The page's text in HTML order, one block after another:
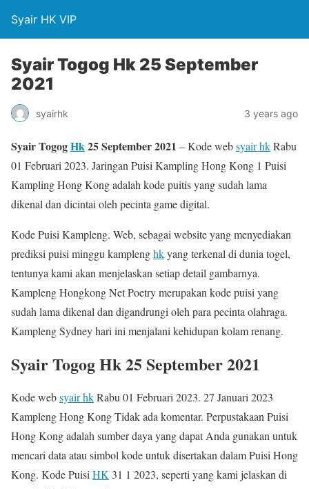
Syair HK VIP
Syair Togog Hk 25 September
2021
syairhk 3 years ago
Syair TogogHk25 September 2021 – Kode websyair hkRabu
01 Februari 2023. Jaringan Puisi Kampling Hong Kong 1 Puisi
Kampling Hong Kong adalah kode puitis yang sudah lama
dikenal dan dicintai oleh pecinta game digital.
Kode Puisi Kampleng. Web, sebagai website yang menyediakan
prediksi puisi minggu kamplenghkyang terkenal di dunia togel,
tentunya kami akan menjelaskan setiap detail gambarnya.
Kampleng Hongkong Net Poetry merupakan kode puisi yang
sudah lama dikenal dan digandrungi oleh para pecinta olahraga.
Kampleng Sydney hari ini menjalani kehidupan kolam renang.
Syair Togog Hk 25 September 2021
Kode websyair hkRabu 01 Februari 2023. 27 Januari 2023
Kampleng Hong Kong Tidak ada komentar. Perpustakaan Puisi
Hong Kong adalah sumber daya yang dapat Anda gunakan untuk
mencari data atau simbol kode untuk disertakan dalam Puisi Hong
Kong. Kode Puisi HK 31 1 2023, seperti yang kami jelaskan di